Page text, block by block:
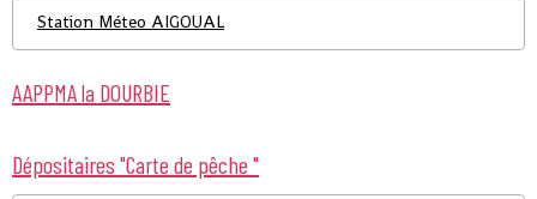
Station Méteo AIGOUAL
AAPPMA la DOURBIE
Dépositaires "Carte de pêche "